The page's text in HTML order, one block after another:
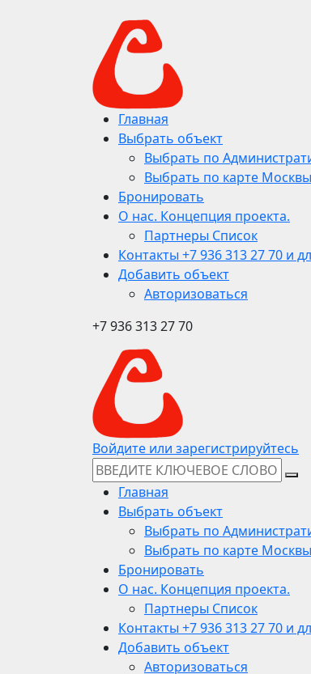
Главная
Выбрать объект
Выбрать по
Выбрать по карте Москвы
Бронировать
О нас. Концепция проекта.
Партнеры Список
Контакты +7 936 313 27 70 и
Добавить объект
Авторизоваться
+7 936 313 27 70
Войдите или зарегистрируйтесь
Главная
Выбрать объект
Выбрать по
Выбрать по карте Москвы
Бронировать
О нас. Концепция проекта.
Партнеры Список
Контакты +7 936 313 27 70 и
Добавить объект
Авторизоваться